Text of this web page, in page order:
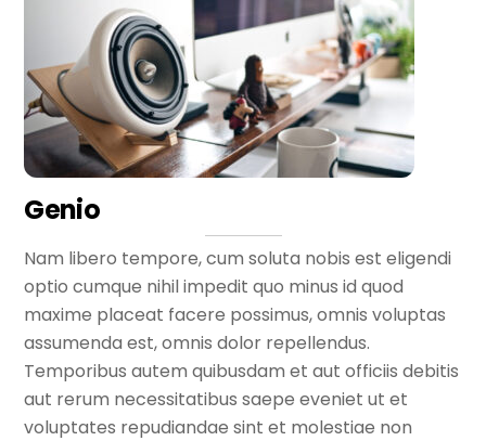
Genio
Nam libero tempore, cum soluta nobis est eligendi
optio cumque nihil impedit quo minus id quod
maxime placeat facere possimus, omnis voluptas
assumenda est, omnis dolor repellendus.
Temporibus autem quibusdam et aut officiis debitis
aut rerum necessitatibus saepe eveniet ut et
voluptates repudiandae sint et molestiae non